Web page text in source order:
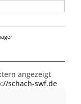
angezeigt
schach-swf.de